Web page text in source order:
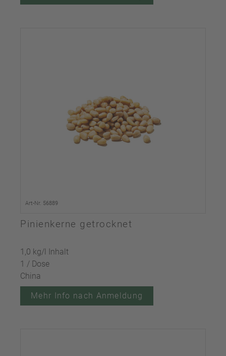
Art-Nr. 56889
Pinienkerne getrocknet
1,0 kg/l Inhalt
1 / Dose
China
Mehr Info nach Anmeldung